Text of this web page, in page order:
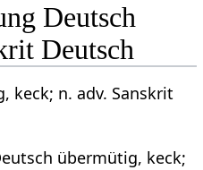
Deutsch
Deutsch
keck; n. adv. Sanskrit
übermütig, keck;